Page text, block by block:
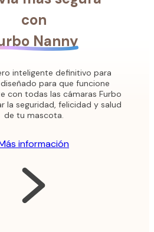
con
Nanny
inteligente definitivo para
para que funcione
con todas las cámaras Furbo
la seguridad, felicidad y salud
de tu mascota.
información